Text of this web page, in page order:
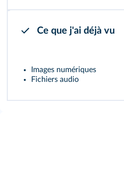
Ce que j'ai déjà vu
Images numériques
Fichiers audio